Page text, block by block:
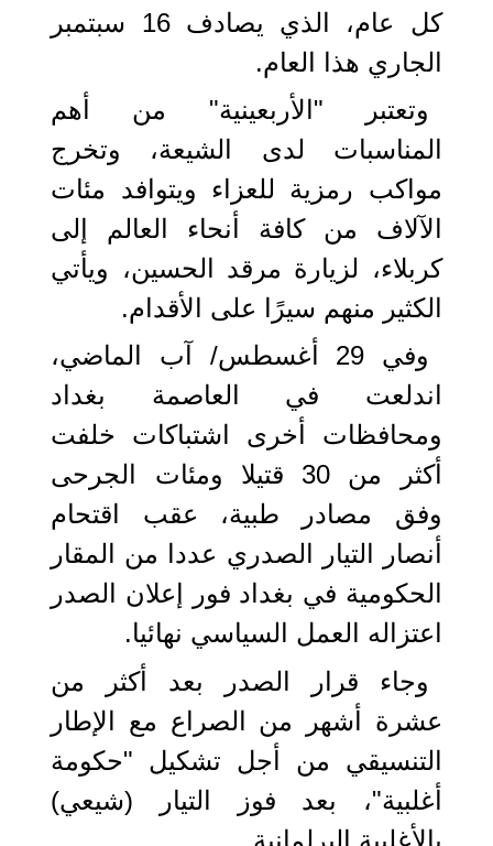
كل عام، الذي يصادف 16 سبتمبر
الجاري هذا العام.
وتعتبر "الأربعينية" من أهم
المناسبات لدى الشيعة، وتخرج
مواكب رمزية للعزاء ويتوافد مئات
الآلاف من كافة أنحاء العالم إلى
كربلاء، لزيارة مرقد الحسين، ويأتي
الكثير منهم سيرًا على الأقدام.
وفي 29 أغسطس/ آب الماضي،
اندلعت في العاصمة بغداد
ومحافظات أخرى اشتباكات خلفت
أكثر من 30 قتيلا ومئات الجرحى
وفق مصادر طبية، عقب اقتحام
أنصار التيار الصدري عددا من المقار
الحكومية في بغداد فور إعلان الصدر
اعتزاله العمل السياسي نهائيا.
وجاء قرار الصدر بعد أكثر من
عشرة أشهر من الصراع مع الإطار
التنسيقي من أجل تشكيل "حكومة
أغلبية"، بعد فوز التيار (شيعي)
بالأغلبية البرلمانية.